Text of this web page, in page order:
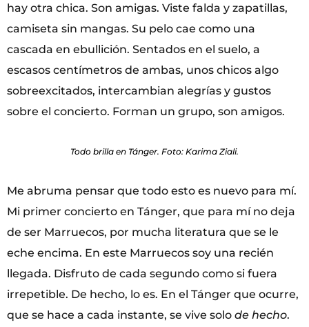
hay otra chica. Son amigas. Viste falda y zapatillas,
camiseta sin mangas. Su pelo cae como una
cascada en ebullición. Sentados en el suelo, a
escasos centímetros de ambas, unos chicos algo
sobreexcitados, intercambian alegrías y gustos
sobre el concierto. Forman un grupo, son amigos.
Todo brilla en Tánger. Foto: Karima Ziali.
Me abruma pensar que todo esto es nuevo para mí.
Mi primer concierto en Tánger, que para mí no deja
de ser Marruecos, por mucha literatura que se le
eche encima. En este Marruecos soy una recién
llegada. Disfruto de cada segundo como si fuera
irrepetible. De hecho, lo es. En el Tánger que ocurre,
que se hace a cada instante, se vive solo de hecho.